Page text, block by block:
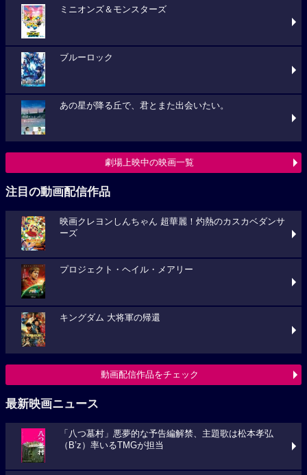
ミニオンズ＆モンスターズ
ブルーロック
あの星が降る丘で、君とまた出会いたい。
劇場上映中の映画一覧
注目の動画配信作品
映画クレヨンしんちゃん 超華麗！灼熱のカスカベダンサ
ーズ
プロジェクト・ヘイル・メアリー
キングダム 大将軍の帰還
動画配信作品をチェック
最新映画ニュース
「八つ墓村」悪夢的な予告編解禁、主題歌は松本孝弘
（B’z）率いるTMGが担当